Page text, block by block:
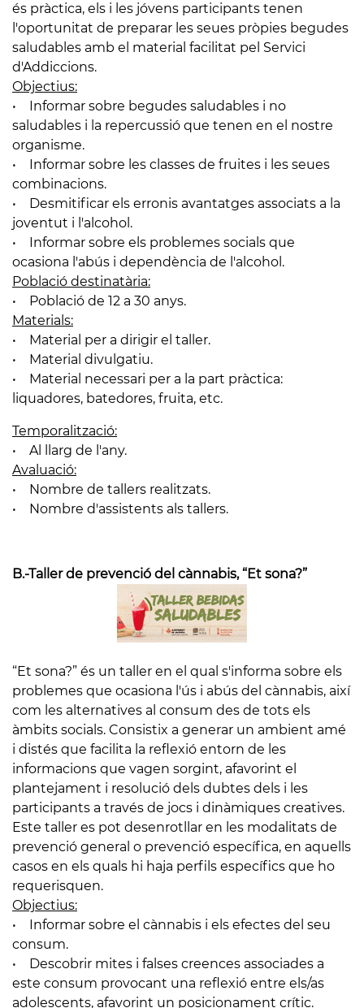
és pràctica, els i les jóvens participants tenen
l'oportunitat de preparar les seues pròpies begudes
saludables amb el material facilitat pel Servici
d'Addiccions.
Objectius:
• Informar sobre begudes saludables i no
saludables i la repercussió que tenen en el nostre
organisme.
• Informar sobre les classes de fruites i les seues
combinacions.
• Desmitificar els erronis avantatges associats a la
joventut i l'alcohol.
• Informar sobre els problemes socials que
ocasiona l'abús i dependència de l'alcohol.
Població destinatària:
• Població de 12 a 30 anys.
Materials:
• Material per a dirigir el taller.
• Material divulgatiu.
• Material necessari per a la part pràctica:
liquadores, batedores, fruita, etc.
Temporalització:
• Al llarg de l'any.
Avaluació:
• Nombre de tallers realitzats.
• Nombre d'assistents als tallers.
B.-Taller de prevenció del cànnabis, “Et sona?”
“Et sona?” és un taller en el qual s'informa sobre els
problemes que ocasiona l'ús i abús del cànnabis, així
com les alternatives al consum des de tots els
àmbits socials. Consistix a generar un ambient amé
i distés que facilita la reflexió entorn de les
informacions que vagen sorgint, afavorint el
plantejament i resolució dels dubtes dels i les
participants a través de jocs i dinàmiques creatives.
Este taller es pot desenrotllar en les modalitats de
prevenció general o prevenció específica, en aquells
casos en els quals hi haja perfils específics que ho
requerisquen.
Objectius:
• Informar sobre el cànnabis i els efectes del seu
consum.
• Descobrir mites i falses creences associades a
este consum provocant una reflexió entre els/as
adolescents, afavorint un posicionament crític.